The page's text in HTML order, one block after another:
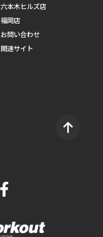
六本木ヒルズ店
福岡店
お問い合わせ
関連サイト